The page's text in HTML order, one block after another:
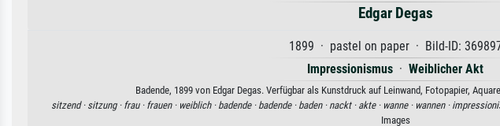
Edgar Degas
1899 · pastel on paper · Bild-ID:
Impressionismus · Weiblicher Akt
Badende, 1899 von Edgar Degas. Verfügbar als Kunstdruck auf Leinwand, Fotopapier,
sitzend · sitzung · frau · frauen · weiblich · badende · badende · baden · nackt · akte · wanne · wannen ·
Images